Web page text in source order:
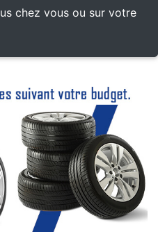
chez vous ou sur votre